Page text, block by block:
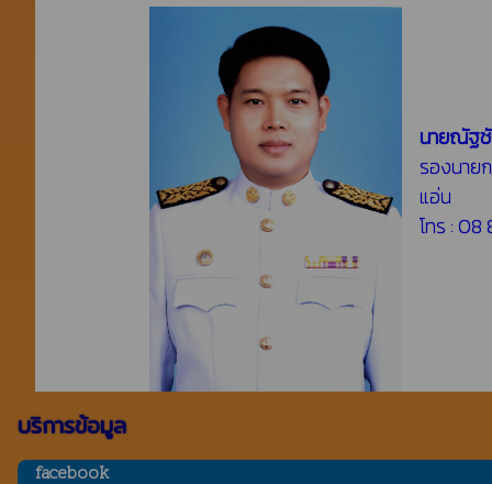
นายณัฐชั
รองนาย
แอ่น
โทร : 08
บริการข้อมูล
facebook